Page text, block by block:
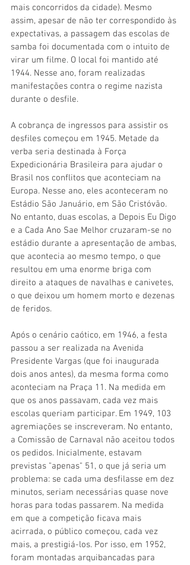
mais concorridos da cidade). Mesmo
assim, apesar de não ter correspondido às
expectativas, a passagem das escolas de
samba foi documentada com o intuito de
virar um filme. O local foi mantido até
1944. Nesse ano, foram realizadas
manifestações contra o regime nazista
durante o desfile.
A cobrança de ingressos para assistir os
desfiles começou em 1945. Metade da
verba seria destinada à Força
Expedicionária Brasileira para ajudar o
Brasil nos conflitos que aconteciam na
Europa. Nesse ano, eles aconteceram no
Estádio São Januário, em São Cristóvão.
No entanto, duas escolas, a Depois Eu Digo
e a Cada Ano Sae Melhor cruzaram-se no
estádio durante a apresentação de ambas,
que acontecia ao mesmo tempo, o que
resultou em uma enorme briga com
direito a ataques de navalhas e canivetes,
o que deixou um homem morto e dezenas
de feridos.
Após o cenário caótico, em 1946, a festa
passou a ser realizada na Avenida
Presidente Vargas (que foi inaugurada
dois anos antes), da mesma forma como
aconteciam na Praça 11. Na medida em
que os anos passavam, cada vez mais
escolas queriam participar. Em 1949, 103
agremiações se inscreveram. No entanto,
a Comissão de Carnaval não aceitou todos
os pedidos. Inicialmente, estavam
previstas "apenas" 51, o que já seria um
problema: se cada uma desfilasse em dez
minutos, seriam necessárias quase nove
horas para todas passarem. Na medida
em que a competição ficava mais
acirrada, o público começou, cada vez
mais, a prestigiá-los. Por isso, em 1952,
foram montadas arquibancadas para